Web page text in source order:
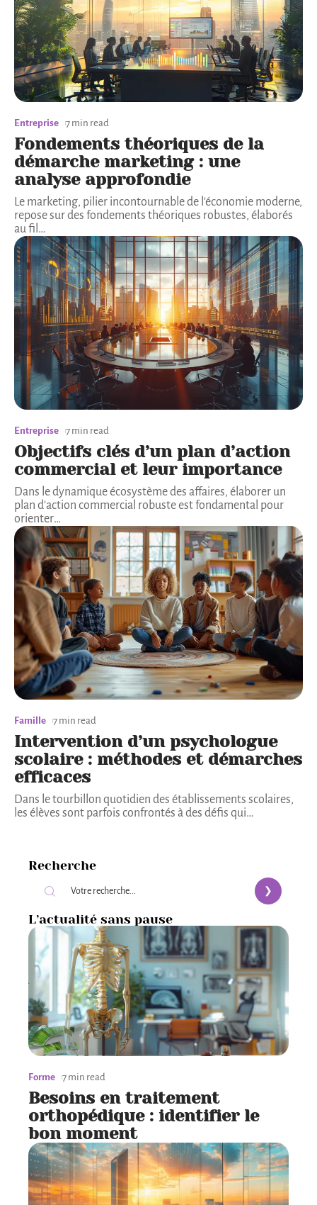
Entreprise 7 min read
Fondements théoriques de la
démarche marketing : une
analyse approfondie
Le marketing, pilier incontournable de l'économie moderne,
repose sur des fondements théoriques robustes, élaborés
au fil …
Entreprise 7 min read
Objectifs clés d’un plan d’action
commercial et leur importance
Dans le dynamique écosystème des affaires, élaborer un
plan d'action commercial robuste est fondamental pour
orienter…
Famille 7 min read
Intervention d’un psychologue
scolaire : méthodes et démarches
efficaces
Dans le tourbillon quotidien des établissements scolaires,
les élèves sont parfois confrontés à des défis qui…
Recherche
L’actualité sans pause
Forme 7 min read
Besoins en traitement
orthopédique : identifier le
bon moment